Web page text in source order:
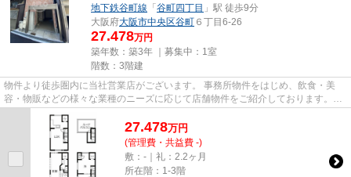
地下鉄谷町線 「谷町四丁目 」駅 徒歩9分
大阪府大阪市中央区谷町 ６丁目6-26
27.478万円
築年数：築3年 ｜募集中： 1室
階数：3階建
物件より徒歩圏内に当社営業店がございます。 事務所物件をはじめ、飲食・美
容・物販などの様々な業種のニーズに応じて店舗物件をご紹介しております。
尚、弊社ではおとり広告は一切...
27.478万円
(管理費・共益費 -)
敷：-｜礼：2.2ヶ月
所在階：1-3階